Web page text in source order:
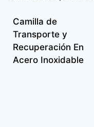
Camilla de
Transporte y
Recuperación En
Acero Inoxidable